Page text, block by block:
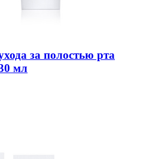
за полостью рта
мл